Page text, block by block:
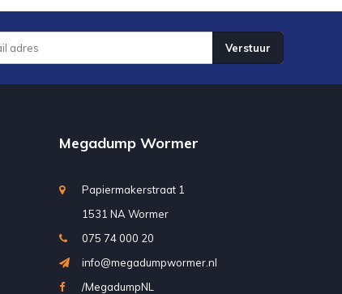
Verstuur
Megadump Wormer
Papiermakerstraat 1
1531 NA Wormer
075 74 000 20
info@megadumpwormer.nl
/MegadumpNL